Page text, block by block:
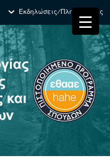
Εκδηλώσεις/Πληροφορίες